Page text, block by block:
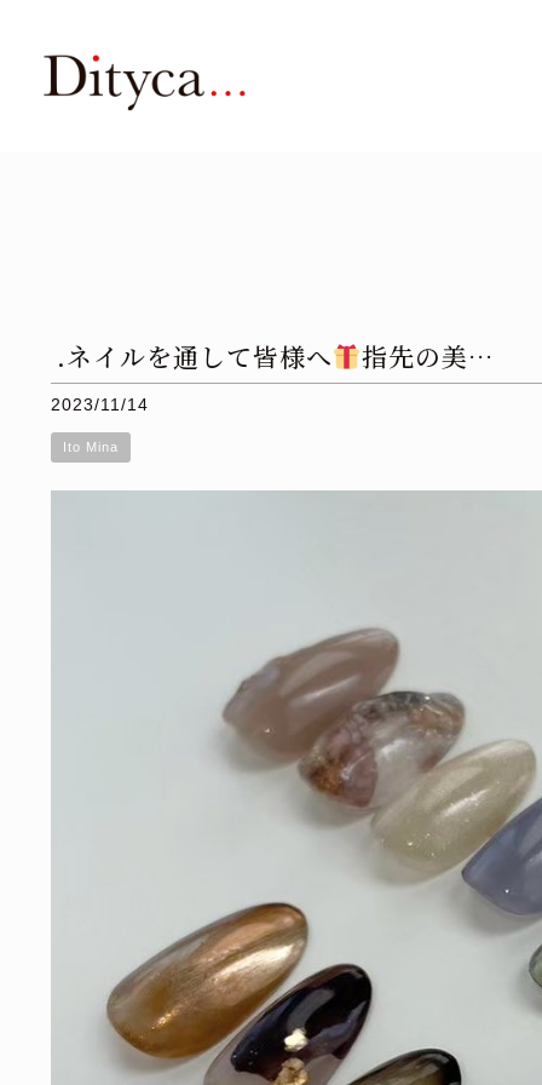
.ネイルを通して皆様へ 指先の美…
2023/11/14
Ito Mina